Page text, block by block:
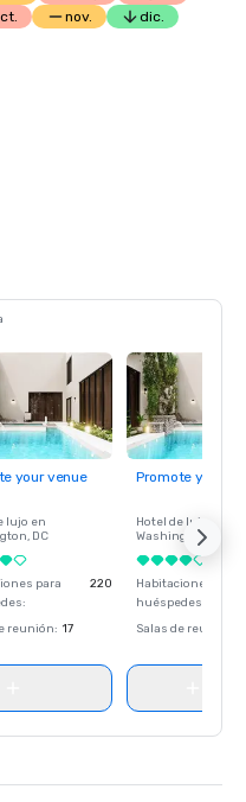
nov. dic.
your venue
lujo en
, DC
para
:
220
reunión: 17
Promote your
Hotel de lujo en
Washington
Habitaciones para
huéspedes
Salas de reunión